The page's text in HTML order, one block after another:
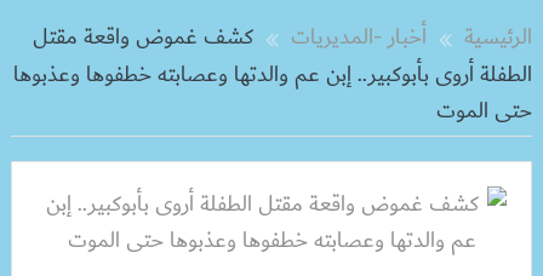
الرئيسية أخبار -المديريات
كشف غموض واقعة مقتل
الطفلة أروى بأبوكبير.. إبن عم والدتها وعصابته خطفوها وعذبوها
حتى الموت